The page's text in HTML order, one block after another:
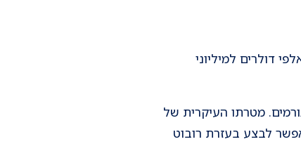
דולרים למיליוני
מטרתו העיקרית של
לבצע בעזרת רובוט